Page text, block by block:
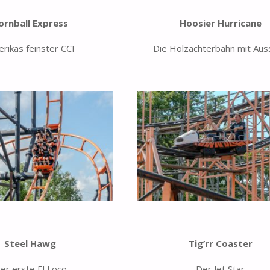
Express
feinster CCI
Hoosier Hurricane
Die Holzachterbahn mit
Steel Hawg Tig’rr Coaster